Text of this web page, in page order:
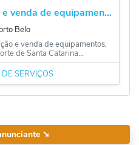
venda de equipamen...
Belo
e venda de equipamentos,
de Santa Catarina...
SERVIÇOS
➘